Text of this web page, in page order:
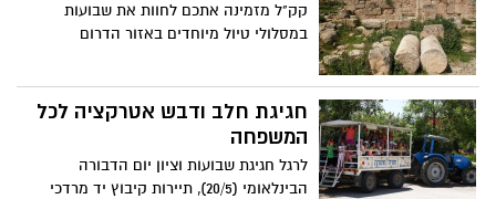
קק"ל מזמינה אתכם לחוות את שבועות
במסלולי טיול מיוחדים באזור הדרום
חגיגת חלב ודבש אטרקציה לכל
המשפחה
לרגל חגיגת שבועות וציון יום הדבורה
הבינלאומי (20/5), תיירות קיבוץ יד מרדכי